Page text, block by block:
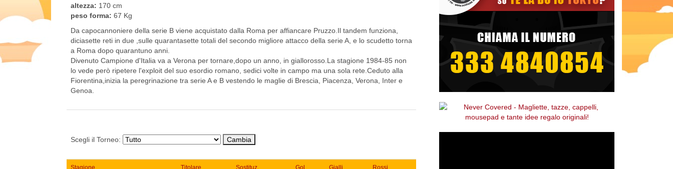
altezza: 170 cm
peso forma: 67 Kg
Da capocannoniere della serie B viene acquistato dalla Roma per affiancare Pruzzo.Il tandem funziona,
diciasette reti in due ,sulle quarantasette totali del secondo migliore attacco della serie A, e lo scudetto torna
a Roma dopo quarantuno anni.
Divenuto Campione d'Italia va a Verona per tornare,dopo un anno, in giallorosso.La stagione 1984-85 non
lo vede però ripetere l'exploit del suo esordio romano, sedici volte in campo ma una sola rete.Ceduto alla
Fiorentina,inizia la peregrinazione tra serie A e B vestendo le maglie di Brescia, Piacenza, Verona, Inter e
Genoa.
Scegli il Torneo:
Stagione Titolare Sostituz. Gol Gialli Rossi